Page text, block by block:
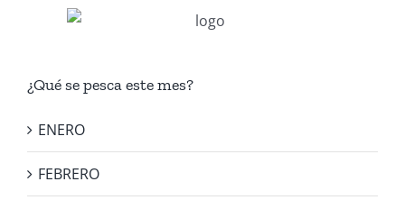
¿Qué se pesca este mes?
ENERO
FEBRERO